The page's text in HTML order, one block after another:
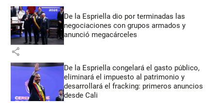
De la Espriella dio por terminadas las
negociaciones con grupos armados y
anunció megacárceles
share
De la Espriella congelará el gasto público,
eliminará el impuesto al patrimonio y
desarrollará el fracking: primeros anuncios
desde Cali